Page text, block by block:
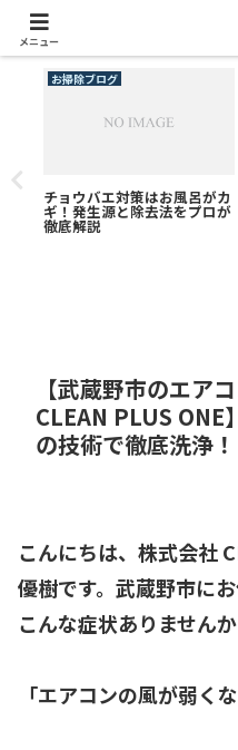
お掃除ブログ
チョウバエ対策はお風呂がカ
ギ！発生源と除去法をプロが
徹底解説
【武蔵野市のエア
CLEAN PLUS ONE
の技術で徹底洗浄！
こんにちは、株式会社
優樹です。武蔵野市に
こんな症状ありません
「エアコンの風が弱く
メニュー